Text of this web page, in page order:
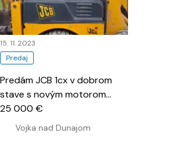
Predaj
15. 11. 2023
Predám JCB 1cx v dobrom
stave s novým motorom
(200mh. Pri rýchlom jednaní
cena dohodou
Vojka nad Dunajom
25 000 €